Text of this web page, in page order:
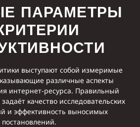
ПАРАМЕТРЫ
выступают собой измеримые
различные аспекты
интернет-ресурса. Правильный
качество исследовательских
и эффективность выносимых
постановлений.